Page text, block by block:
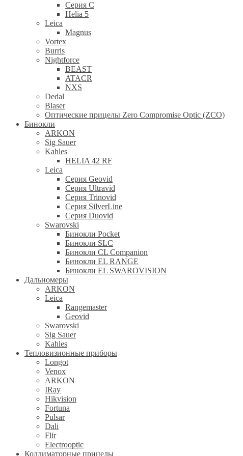
Серия С
Helia 5
Leica
Magnus
Vortex
Burris
Nightforce
BEAST
ATACR
NXS
Dedal
Blaser
Оптические прицелы Zero Compromise Optic (ZCO)
Бинокли
ARKON
Sig Sauer
Kahles
HELIA 42 RF
Leica
Серия Geovid
Серия Ultravid
Серия Trinovid
Серия SilverLine
Серия Duovid
Swarovski
Бинокли Pocket
Бинокли SLC
Бинокли CL Companion
Бинокли EL RANGE
Бинокли EL SWAROVISION
Дальномеры
ARKON
Leica
Rangemaster
Geovid
Swarovski
Sig Sauer
Kahles
Тепловизионные приборы
Longot
Venox
ARKON
IRay
Hikvision
Fortuna
Pulsar
Dali
Flir
Electrooptic
Коллиматорные прицелы